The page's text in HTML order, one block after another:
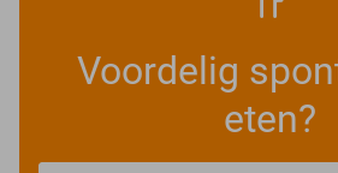
Voordelig
eten?